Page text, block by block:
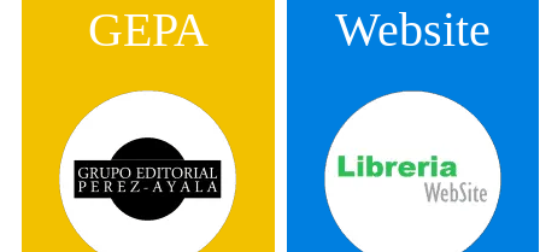
GEPA
Website